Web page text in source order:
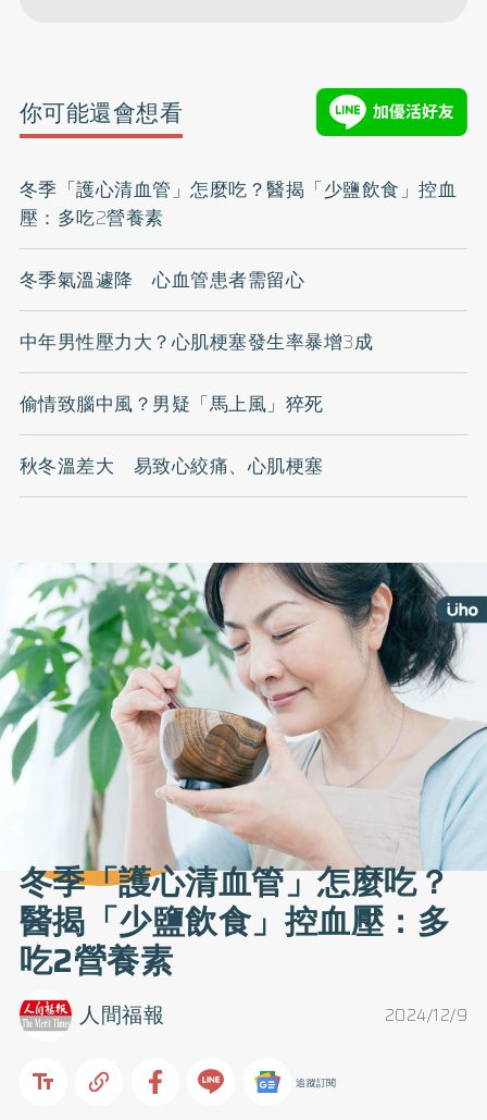
你可能還會想看
冬季「護心清血管」怎麼吃？醫揭「少鹽飲食」控血
壓：多吃2營養素
冬季氣溫遽降 心血管患者需留心
中年男性壓力大？心肌梗塞發生率暴增3成
偷情致腦中風？男疑「馬上風」猝死
秋冬溫差大 易致心絞痛、心肌梗塞
冬季「護心清血管」怎麼吃？
醫揭「少鹽飲食」控血壓：多
吃2營養素
2024/12/9
人間福報
追蹤訂閱